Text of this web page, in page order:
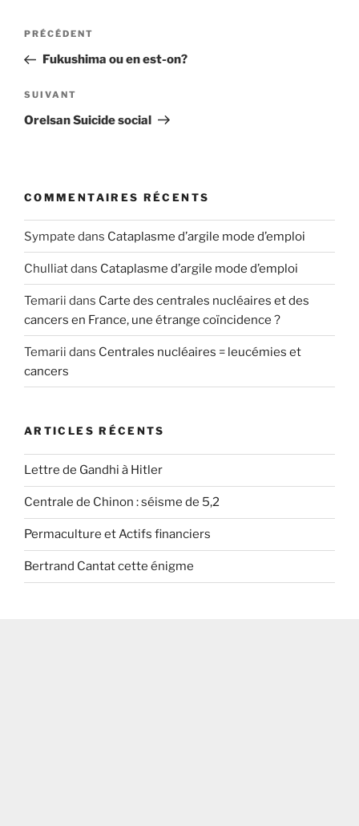
Navigation
l’article
Article
précédent
PRÉCÉDENT
Fukushima ou en est-on?
Article
suivant
SUIVANT
Orelsan Suicide social
COMMENTAIRES RÉCENTS
Sympate dans Cataplasme d’argile mode d’emploi
Chulliatdans Cataplasme d’argile mode d’emploi
Temarii dans Carte des centrales nucléaires et des
cancers en France, une étrange coïncidence ?
Temarii dans Centrales nucléaires = leucémies et
cancers
ARTICLES RÉCENTS
Lettre de Gandhi à Hitler
Centrale de Chinon : séisme de 5,2
Permaculture et Actifs financiers
Bertrand Cantat cette énigme